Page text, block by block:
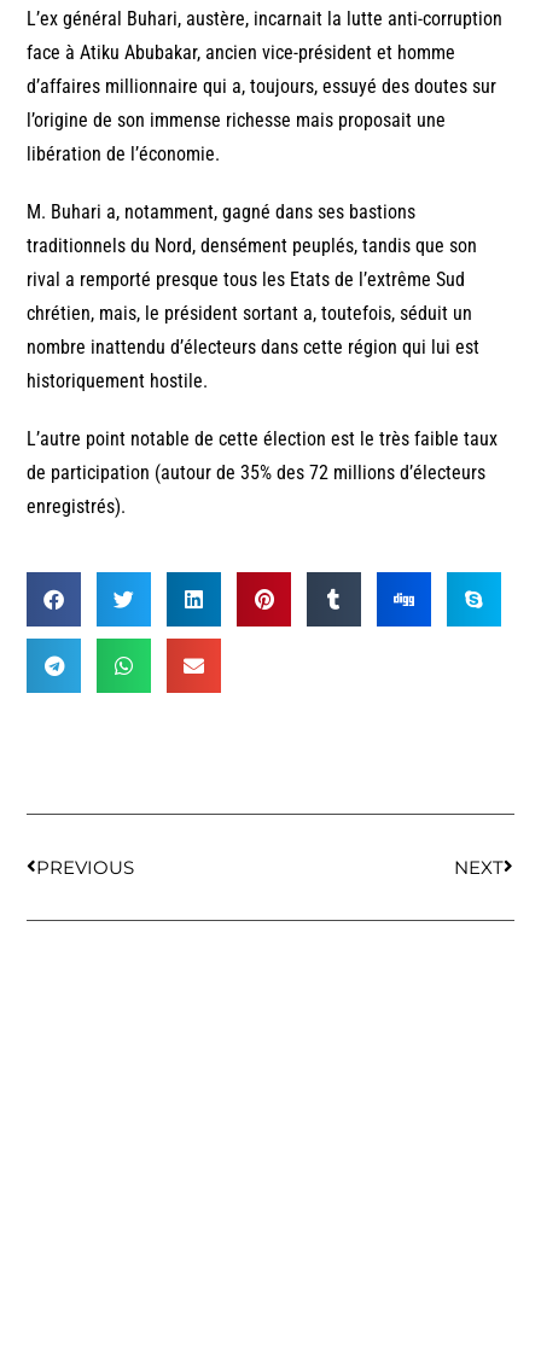
L’ex général Buhari, austère, incarnait la lutte anti-corruption
face à Atiku Abubakar, ancien vice-président et homme
d’affaires millionnaire qui a, toujours, essuyé des doutes sur
l’origine de son immense richesse mais proposait une
libération de l’économie.
M. Buhari a, notamment, gagné dans ses bastions
traditionnels du Nord, densément peuplés, tandis que son
rival a remporté presque tous les Etats de l’extrême Sud
chrétien, mais, le président sortant a, toutefois, séduit un
nombre inattendu d’électeurs dans cette région qui lui est
historiquement hostile.
L’autre point notable de cette élection est le très faible taux
de participation (autour de 35% des 72 millions d’électeurs
enregistrés).
PREVIOUS NEXT